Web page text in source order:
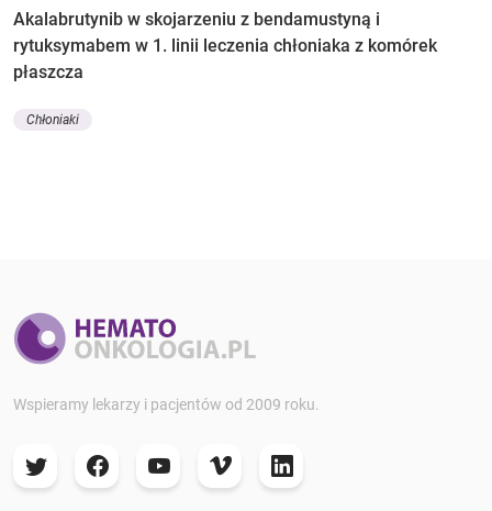
Akalabrutynib w skojarzeniu z bendamustyną i
rytuksymabem w 1. linii leczenia chłoniaka z komórek
płaszcza
Chłoniaki
Wspieramy lekarzy i pacjentów od 2009 roku.